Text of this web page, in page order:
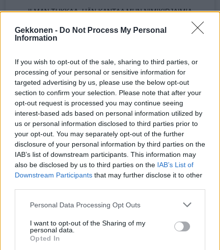
Gekkonen - Do Not Process My Personal
Information
If you wish to opt-out of the sale, sharing to third parties, or
processing of your personal or sensitive information for
targeted advertising by us, please use the below opt-out
section to confirm your selection. Please note that after your
opt-out request is processed you may continue seeing
interest-based ads based on personal information utilized by
us or personal information disclosed to third parties prior to
your opt-out. You may separately opt-out of the further
disclosure of your personal information by third parties on the
IAB’s list of downstream participants. This information may
also be disclosed by us to third parties on the IAB’s List of
Downstream Participants that may further disclose it to other
Personal Data Processing Opt Outs
I want to opt-out of the Sharing of my
personal data.
Opted In
ILMAN TUKKAA, HÄN KANTAA MUN NIMIKIRJAIMIA
MUKANANSA IKUISESTI. . HITTO SÄ OLIT SEKASIN MUT
HITTO SÄ OLIT IHANA MUTSI KIELSI NUOLLA JÄISTÄ
SAANU IRTI SUSTA MUN NAAMAA MUT SÄ ALOIT VÄLIIN
KUUMAA VETTÄ KAATAA MEIL OLI PEITON ALLA HAUSKAA
MUT SIT SÄ ALOIT ENEMMÄN TAAS ITTEES LAITTAA .
LUPASIN ET TÄÄ ON PARAS KESÄ KOSKAAN, SE OLIKIN. .
POLTIT TOISEN RÖÖKIN JA SÄ VIELÄ ILMESTYIT MUN
PIHALAMPUN ALLE AVAIMEN TIPUTIN JA MUN
VAHTIKOIRA SULLE HÄNTÄÄ VIELÄ HEILUTTI . KUN OOT
SAANNU TARPEEKS SEKOILUSTA MUL ON OVI AUKI MÄ
EN OO KOSKAAN YLI SUSTA . JOULUKUU KUUMEMPI KU
KOSKAAN MAKOILTIIN VAAN SÄNGYS KU MUUT HUKKU
MÄ OLIN TULINEN MUT HITTO SÄ OLIT IHANA . MUTSI